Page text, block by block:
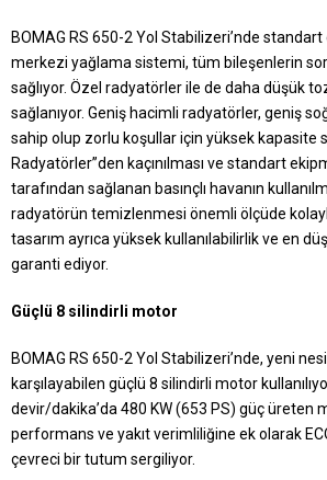
BOMAG RS 650-2 Yol Stabilizeri’nde
merkezi yağlama sistemi, tüm bileşenlerin
sağlıyor. Özel radyatörler ile de daha düşük
sağlanıyor. Geniş hacimli radyatörler, geniş
sahip olup zorlu koşullar için yüksek kapasite
Radyatörler”den kaçınılması ve standart
tarafından sağlanan basınçlı havanın
radyatörün temizlenmesi önemli ölçüde
tasarım ayrıca yüksek kullanılabilirlik ve en
garanti ediyor.
Güçlü 8 silindirli motor
BOMAG RS 650-2 Yol Stabilizeri’nde, yeni
karşılayabilen güçlü 8 silindirli motor
devir/dakika’da 480 KW (653 PS) güç üreten
performans ve yakıt verimliliğine ek olarak
çevreci bir tutum sergiliyor.